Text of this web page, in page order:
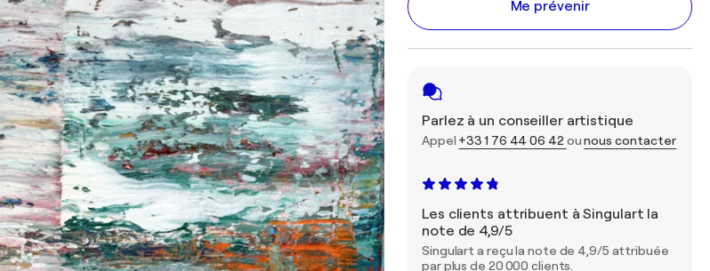
Me prévenir
Parlez à un conseiller artistique
Appel +33 1 76 44 06 42 ounous contacter
Les clients attribuent à Singulart la
note de 4,9/5
Singulart a reçu la note de 4,9/5 attribuée
par plus de 20 000 clients.